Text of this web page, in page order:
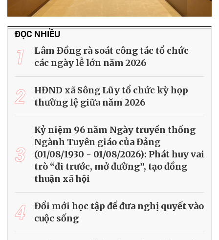
ĐỌC NHIỀU
1
Lâm Đồng rà soát công tác tổ chức
các ngày lễ lớn năm 2026
2
HĐND xã Sông Lũy tổ chức kỳ họp
thường lệ giữa năm 2026
3
Kỷ niệm 96 năm Ngày truyền thống
Ngành Tuyên giáo của Đảng
(01/08/1930 - 01/08/2026): Phát huy vai
trò “đi trước, mở đường”, tạo đồng
thuận xã hội
4
Đổi mới học tập để đưa nghị quyết vào
cuộc sống